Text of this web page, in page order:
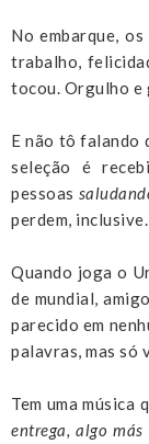
No embarque,
trabalho,
tocou. Orgulho e
E não tô falando
seleção é
pessoas
perdem,
Quando joga o
de mundial,
parecido em
palavras, mas só
Tem uma música
entrega, algo